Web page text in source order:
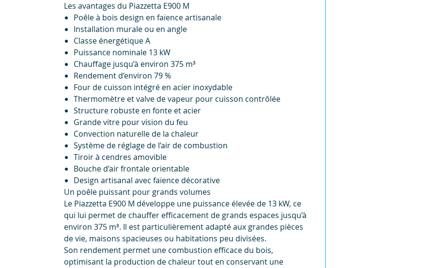
Les avantages du Piazzetta E900 M
Poêle à bois design en faïence artisanale
Installation murale ou en angle
Classe énergétique A
Puissance nominale 13 kW
Chauffage jusqu’à environ 375 m³
Rendement d’environ 79 %
Four de cuisson intégré en acier inoxydable
Thermomètre et valve de vapeur pour cuisson contrôlée
Structure robuste en fonte et acier
Grande vitre pour vision du feu
Convection naturelle de la chaleur
Système de réglage de l’air de combustion
Tiroir à cendres amovible
Bouche d’air frontale orientable
Design artisanal avec faïence décorative
Un poêle puissant pour grands volumes
Le Piazzetta E900 M développe une puissance élevée de 13 kW, ce
qui lui permet de chauffer efficacement de grands espaces jusqu’à
environ 375 m³. Il est particulièrement adapté aux grandes pièces
de vie, maisons spacieuses ou habitations peu divisées.
Son rendement permet une combustion efficace du bois,
optimisant la production de chaleur tout en conservant une